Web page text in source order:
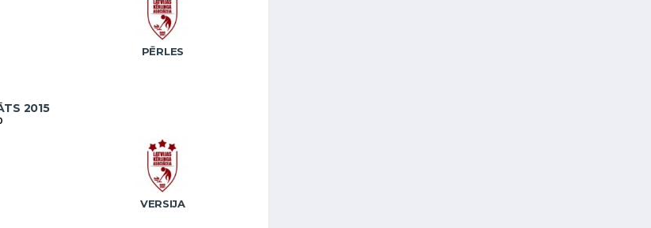
PĒRLES
2015
VERSIJA